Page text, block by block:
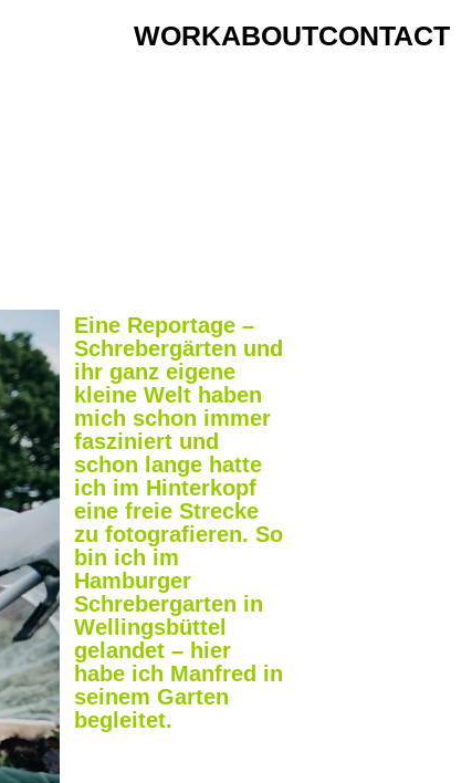
WORKABOUTCONTACT
Eine Reportage –
Schrebergärten und
ihr ganz eigene
kleine Welt haben
mich schon immer
fasziniert und
schon lange hatte
ich im Hinterkopf
eine freie Strecke
zu fotografieren. So
bin ich im
Hamburger
Schrebergarten in
Wellingsbüttel
gelandet – hier
habe ich Manfred in
seinem Garten
begleitet.